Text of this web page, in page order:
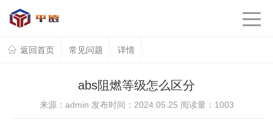
返回首页 常见问题 详情
abs阻燃等级怎么区分
来源：admin 发布时间：2024.05.25 阅读量： 1003